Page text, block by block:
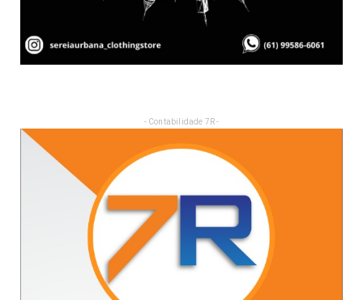
- Contabilidade 7R -